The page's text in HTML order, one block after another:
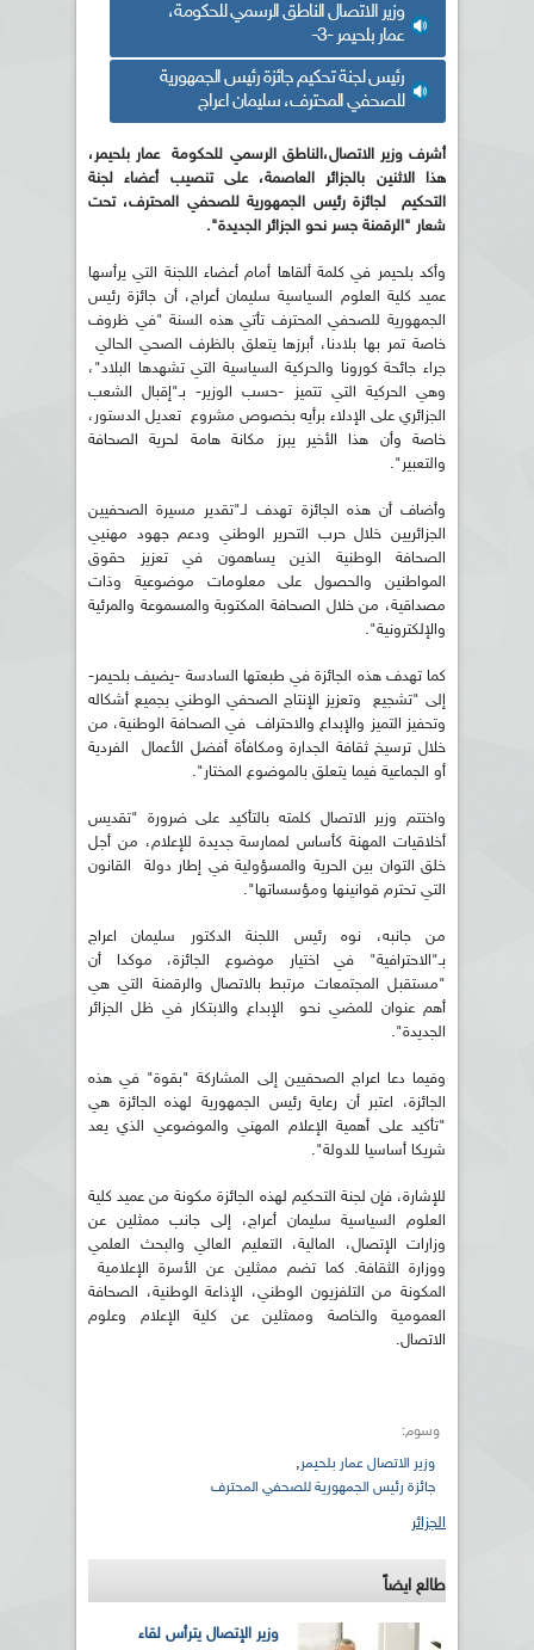
وزير الاتصال الناطق الرسمي للحكومة،
عمار بلحيمر -3-
رئيس لجنة تحكيم جائزة رئيس الجمهورية
للصحفي المحترف، سليمان اعراج
أشرف وزير الاتصال،الناطق الرسمي للحكومة عمار بلحيمر،
هذا الاثنين بالجزائر العاصمة، على تنصيب أعضاء لجنة
التحكيم لجائزة رئيس الجمهورية للصحفي المحترف، تحت
شعار "الرقمنة جسر نحو الجزائر الجديدة".
وأكد بلحيمر في كلمة ألقاها أمام أعضاء اللجنة التي يرأسها
عميد كلية العلوم السياسية سليمان أعراج، أن جائزة رئيس
الجمهورية للصحفي المحترف تأتي هذه السنة "في ظروف
خاصة تمر بها بلادنا، أبرزها يتعلق بالظرف الصحي الحالي
جراء جائحة كورونا والحركية السياسية التي تشهدها البلاد"،
وهي الحركية التي تتميز -حسب الوزير- بـ"إقبال الشعب
الجزائري على الإدلاء برأيه بخصوص مشروع تعديل الدستور،
خاصة وأن هذا الأخير يبرز مكانة هامة لحرية الصحافة
والتعبير".
وأضاف أن هذه الجائزة تهدف لـ"تقدير مسيرة الصحفيين
الجزائريين خلال حرب التحرير الوطني ودعم جهود مهنيي
الصحافة الوطنية الذين يساهمون في تعزيز حقوق
المواطنين والحصول على معلومات موضوعية وذات
مصداقية، من خلال الصحافة المكتوبة والمسموعة والمرئية
والإلكترونية".
كما تهدف هذه الجائزة في طبعتها السادسة -يضيف بلحيمر-
إلى "تشجيع وتعزيز الإنتاج الصحفي الوطني بجميع أشكاله
وتحفيز التميز والإبداع والاحتراف في الصحافة الوطنية، من
خلال ترسيخ ثقافة الجدارة ومكافأة أفضل الأعمال الفردية
أو الجماعية فيما يتعلق بالموضوع المختار".
واختتم وزير الاتصال كلمته بالتأكيد على ضرورة "تقديس
أخلاقيات المهنة كأساس لممارسة جديدة للإعلام، من أجل
خلق التوان بين الحرية والمسؤولية في إطار دولة القانون
التي تحترم قوانينها ومؤسساتها".
من جانبه، نوه رئيس اللجنة الدكتور سليمان اعراج
بـ"الاحترافية" في اختيار موضوع الجائزة، موكدا أن
"مستقبل المجتمعات مرتبط بالاتصال والرقمنة التي هي
أهم عنوان للمضي نحو الإبداع والابتكار في ظل الجزائر
الجديدة".
وفيما دعا اعراج الصحفيين إلى المشاركة "بقوة" في هذه
الجائزة، اعتبر أن رعاية رئيس الجمهورية لهذه الجائزة هي
"تأكيد على أهمية الإعلام المهني والموضوعي الذي يعد
شريكا أساسيا للدولة".
للإشارة، فإن لجنة التحكيم لهذه الجائزة مكونة من عميد كلية
العلوم السياسية سليمان أعراج، إلى جانب ممثلين عن
وزارات الإتصال، المالية، التعليم العالي والبحث العلمي
ووزارة الثقافة. كما تضم ممثلين عن الأسرة الإعلامية
المكونة من التلفزيون الوطني، الإذاعة الوطنية، الصحافة
العمومية والخاصة وممثلين عن كلية الإعلام وعلوم
الاتصال.
وسوم:
وزير الاتصال عمار بلحيمر,
جائزة رئيس الجمهورية للصحفي المحترف
الجزائر
طالع ايضاً
وزير الإتصال يترأس لقاء